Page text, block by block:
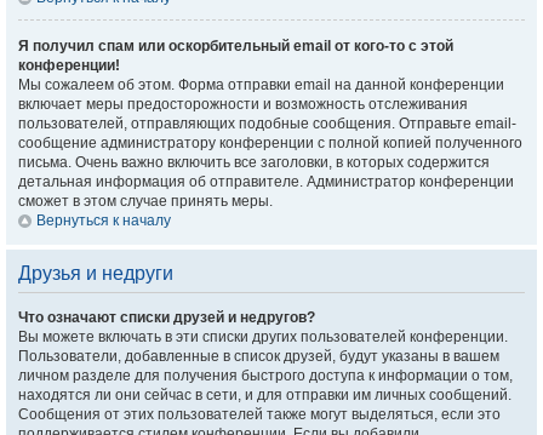
Я получил спам или оскорбительный email от кого-то с этой
конференции!
Мы сожалеем об этом. Форма отправки email на данной конференции
включает меры предосторожности и возможность отслеживания
пользователей, отправляющих подобные сообщения. Отправьте email-
сообщение администратору конференции с полной копией полученного
письма. Очень важно включить все заголовки, в которых содержится
детальная информация об отправителе. Администратор конференции
сможет в этом случае принять меры.
Вернуться к началу
Друзья и недруги
Что означают списки друзей и недругов?
Вы можете включать в эти списки других пользователей конференции.
Пользователи, добавленные в список друзей, будут указаны в вашем
личном разделе для получения быстрого доступа к информации о том,
находятся ли они сейчас в сети, и для отправки им личных сообщений.
Сообщения от этих пользователей также могут выделяться, если это